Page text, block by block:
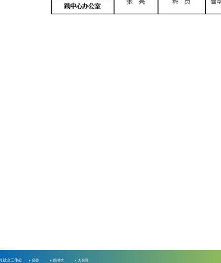
就业工作处 团委 图书馆 大创网